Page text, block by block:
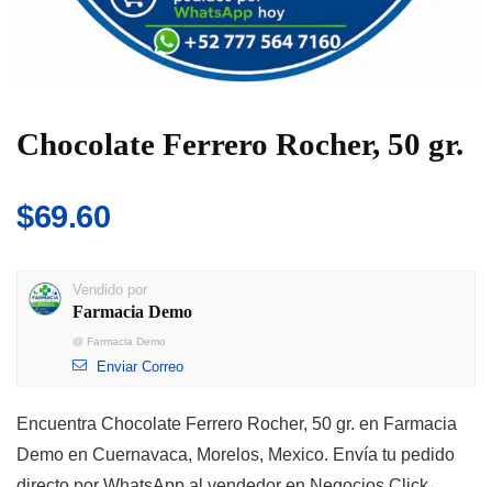
Chocolate Ferrero Rocher, 50 gr.
$69.60
Vendido por
Farmacia Demo
@ Farmacia Demo
Enviar Correo
Encuentra Chocolate Ferrero Rocher, 50 gr. en Farmacia
Demo en Cuernavaca, Morelos, Mexico. Envía tu pedido